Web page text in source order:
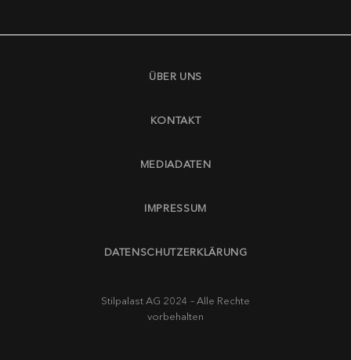
ÜBER UNS
KONTAKT
MEDIADATEN
IMPRESSUM
DATENSCHUTZERKLÄRUNG
Stilpalast AG 2024 – Alle Rechte
vorbehalten